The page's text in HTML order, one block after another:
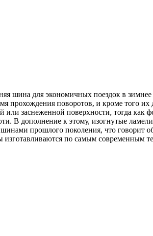
шина для экономичных поездок в
прохождения поворотов, и кроме того
заснеженной поверхности, тогда как
В дополнение к этому, изогнутые
прошлого поколения, что говорит
изготавливаются по самым современным